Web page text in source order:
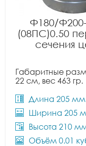
Ф180/
(08ПС)0.50
сечения
Габаритные
22 см, вес 463 гр.
Длина 205
Ширина 205
Высота 210
Объём 0.01